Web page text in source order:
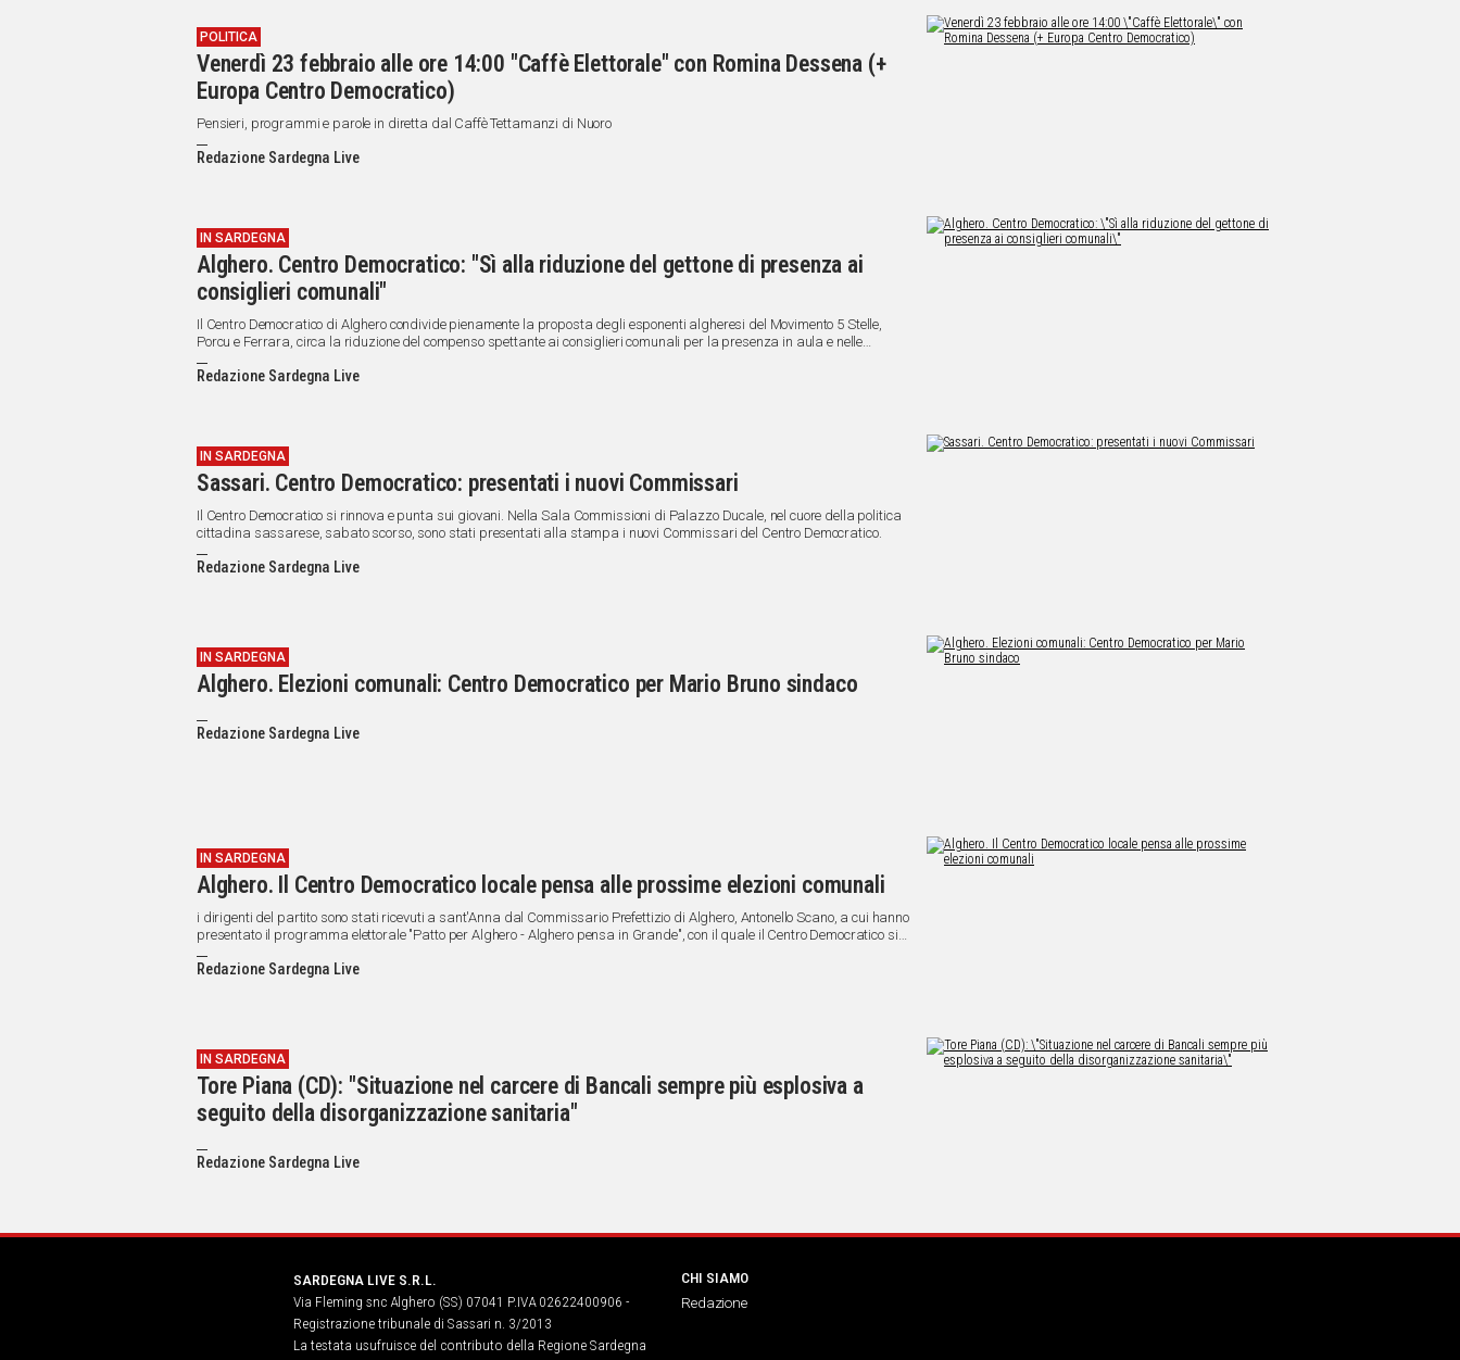
POLITICA
Venerdì 23 febbraio alle ore 14:00 "Caffè Elettorale" con Romina Dessena (+
Europa Centro Democratico)
Pensieri, programmi e parole in diretta dal Caffè Tettamanzi di Nuoro
Redazione Sardegna Live
IN SARDEGNA
Alghero. Centro Democratico: "Sì alla riduzione del gettone di presenza ai
consiglieri comunali"
Il Centro Democratico di Alghero condivide pienamente la proposta degli esponenti algheresi del Movimento 5 Stelle,
Porcu e Ferrara, circa la riduzione del compenso spettante ai consiglieri comunali per la presenza in aula e nelle
commissioni.
Redazione Sardegna Live
IN SARDEGNA
Sassari. Centro Democratico: presentati i nuovi Commissari
Il Centro Democratico si rinnova e punta sui giovani. Nella Sala Commissioni di Palazzo Ducale, nel cuore della politica
cittadina sassarese, sabato scorso, sono stati presentati alla stampa i nuovi Commissari del Centro Democratico.
Redazione Sardegna Live
IN SARDEGNA
Alghero. Elezioni comunali: Centro Democratico per Mario Bruno sindaco
Redazione Sardegna Live
IN SARDEGNA
Alghero. Il Centro Democratico locale pensa alle prossime elezioni comunali
i dirigenti del partito sono stati ricevuti a sant'Anna dal Commissario Prefettizio di Alghero, Antonello Scano, a cui hanno
presentato il programma elettorale "Patto per Alghero - Alghero pensa in Grande", con il quale il Centro Democratico si
presenterà alle prossime elezioni per il rinnovo del Consiglio Comunale.
Redazione Sardegna Live
IN SARDEGNA
Tore Piana (CD): "Situazione nel carcere di Bancali sempre più esplosiva a
seguito della disorganizzazione sanitaria"
Redazione Sardegna Live
SARDEGNA LIVE S.R.L.
Via Fleming snc Alghero (SS) 07041 P.IVA 02622400906 -
Registrazione tribunale di Sassari n. 3/2013
La testata usufruisce del contributo della Regione Sardegna
CHI SIAMO
Redazione